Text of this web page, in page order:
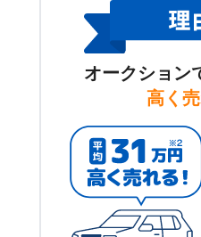
オークション
高く